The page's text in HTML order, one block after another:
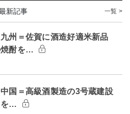
新記事 一覧 >
州＝佐賀に酒造好適米新品
酎を…
国＝高級酒製造の3号蔵建設
を…